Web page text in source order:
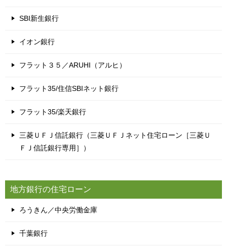
SBI新生銀行
イオン銀行
フラット３５／ARUHI（アルヒ）
フラット35/住信SBIネット銀行
フラット35/楽天銀行
三菱ＵＦＪ信託銀行（三菱ＵＦＪネット住宅ローン［三菱Ｕ
ＦＪ信託銀行専用］）
地方銀行の住宅ローン
ろうきん／中央労働金庫
千葉銀行